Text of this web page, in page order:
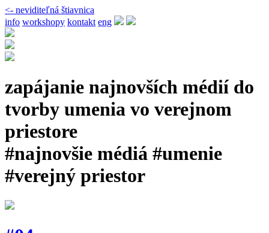
<- neviditeľná štiavnica
info workshopy kontakt eng
zapájanie najnovších médií do
tvorby umenia vo verejnom
priestore
#najnovšie médiá #umenie
#verejný priestor